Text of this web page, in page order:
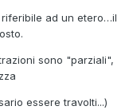
riferibile ad un etero…il
sono "parziali",
essere travolti...)